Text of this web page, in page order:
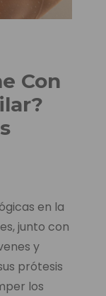
Con
en la
junto con
y
prótesis
los